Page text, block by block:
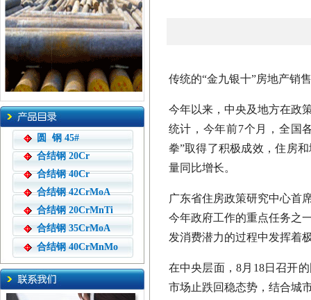
圆 钢 45#
合结钢 20Cr
合结钢 40Cr
合结钢 42CrMoA
合结钢 20CrMnTi
合结钢 35CrMoA
合结钢 40CrMnMo
传统的“金九银十”房地产销
今年以来，中央及地方在政
统计，今年前7个月，全国
拳”取得了积极成效，住房
量同比增长。
广东省住房政策研究中心首
今年政府工作的重点任务之
发消费潜力的过程中发挥着
在中央层面，8月18日召开
市场止跌回稳态势，结合城